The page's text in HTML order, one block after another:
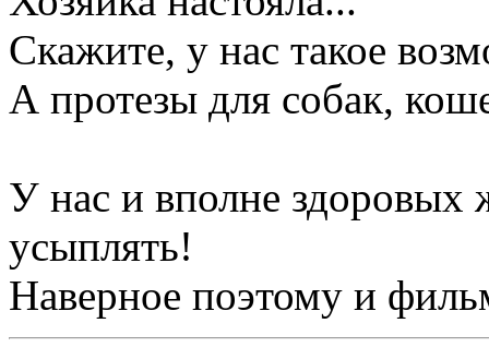
Скажите, у нас такое
А протезы для собак,
У нас и вполне здоровых
усыплять!
Наверное поэтому и